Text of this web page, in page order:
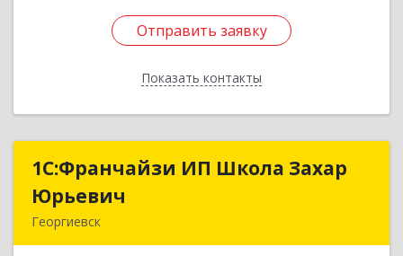
Отправить заявку
Показать контакты
Отправить заявку
Назад
1С:Франчайзи ИП Школа Захар
Юрьевич
Георгиевск
1С:Франчайзи ИП Школа Захар